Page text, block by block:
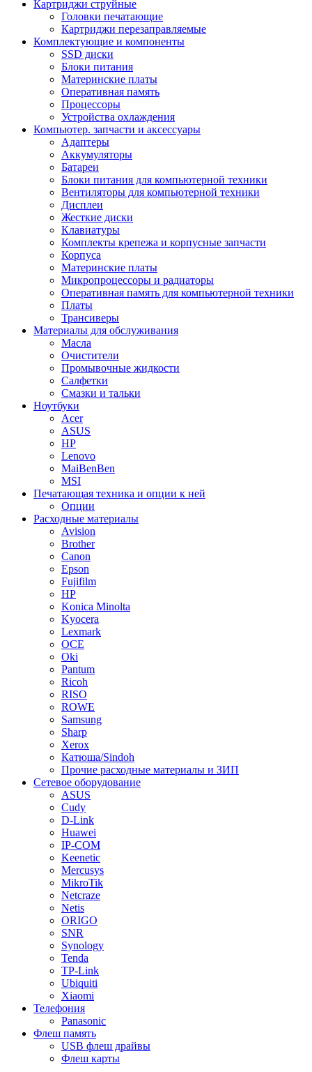
Картриджи струйные
Головки печатающие
Картриджи перезаправляемые
Комплектующие и компоненты
SSD диски
Блоки питания
Материнские платы
Оперативная память
Процессоры
Устройства охлаждения
Компьютер. запчасти и аксессуары
Адаптеры
Аккумуляторы
Батареи
Блоки питания для компьютерной техники
Вентиляторы для компьютерной техники
Дисплеи
Жесткие диски
Клавиатуры
Комплекты крепежа и корпусные запчасти
Корпуса
Материнские платы
Микропроцессоры и радиаторы
Оперативная память для компьютерной техники
Платы
Трансиверы
Материалы для обслуживания
Масла
Очистители
Промывочные жидкости
Салфетки
Смазки и тальки
Ноутбуки
Acer
ASUS
HP
Lenovo
MaiBenBen
MSI
Печатающая техника и опции к ней
Опции
Расходные материалы
Avision
Brother
Canon
Epson
Fujifilm
HP
Konica Minolta
Kyocera
Lexmark
OCE
Oki
Pantum
Ricoh
RISO
ROWE
Samsung
Sharp
Xerox
Катюша/Sindoh
Прочие расходные материалы и ЗИП
Сетевое оборудование
ASUS
Cudy
D-Link
Huawei
IP-COM
Keenetic
Mercusys
MikroTik
Netcraze
Netis
ORIGO
SNR
Synology
Tenda
TP-Link
Ubiquiti
Xiaomi
Телефония
Panasonic
Флеш память
USB флеш драйвы
Флеш карты